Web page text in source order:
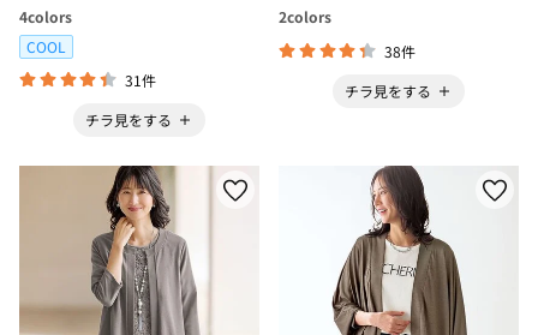
4colors
COOL
31件
チラ見をする
2colors
38件
チラ見をする